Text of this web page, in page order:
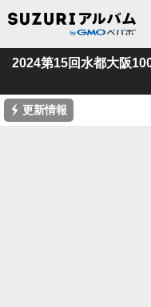
2024第15回水都大阪
⚡ 更新情報